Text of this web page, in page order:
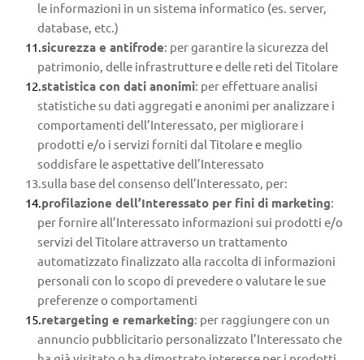
le informazioni in un sistema informatico (es. server,
database, etc.)
sicurezza e antifrode: per garantire la sicurezza del
patrimonio, delle infrastrutture e delle reti del Titolare
statistica con dati anonimi: per effettuare analisi
statistiche su dati aggregati e anonimi per analizzare i
comportamenti dell’Interessato, per migliorare i
prodotti e/o i servizi forniti dal Titolare e meglio
soddisfare le aspettative dell’Interessato
sulla base del consenso dell’Interessato, per:
profilazione dell’Interessato per fini di marketing:
per fornire all’Interessato informazioni sui prodotti e/o
servizi del Titolare attraverso un trattamento
automatizzato finalizzato alla raccolta di informazioni
personali con lo scopo di prevedere o valutare le sue
preferenze o comportamenti
retargeting e remarketing: per raggiungere con un
annuncio pubblicitario personalizzato l’Interessato che